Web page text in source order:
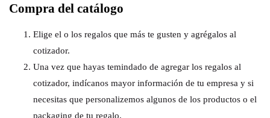
Compra del catálogo
Elige el o los regalos que más te gusten y agrégalos al
cotizador.
Una vez que hayas temindado de agregar los regalos al
cotizador, indícanos mayor información de tu empresa y si
necesitas que personalizemos algunos de los productos o el
packaging de tu regalo.